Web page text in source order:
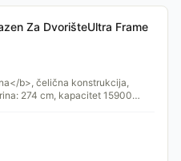
Za DvorišteUltra Frame
b>, čelična konstrukcija,
274 cm, kapacitet 15900